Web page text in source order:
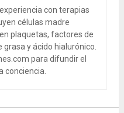
con terapias
células madre
plaquetas, factores de
y ácido hialurónico.
para difundir el
conciencia.